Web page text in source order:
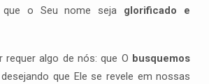
que o Seu nome seja glorificado e
requer algo de nós: que O busquemos
desejando que Ele se revele em nossas